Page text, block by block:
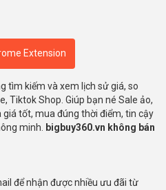
Extension
tìm kiếm và xem lịch sử giá, so
Tiktok Shop. Giúp bạn né Sale ảo,
tốt, mua đúng thời điểm, tin cậy
minh.
bigbuy360.vn không bán
để nhận được nhiều ưu đãi từ